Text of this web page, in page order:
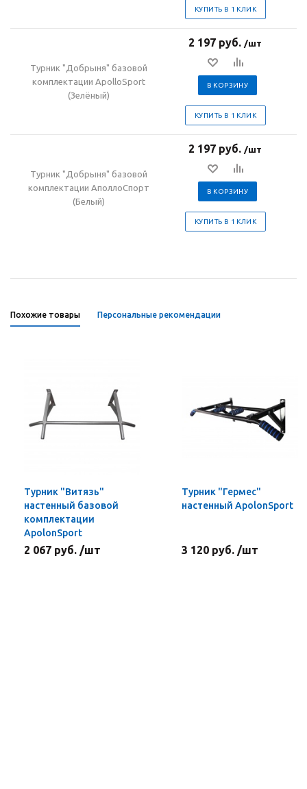
КУПИТЬ В 1 КЛИК
Турник "Добрыня" базовой
комплектации ApolloSport
(Зелёный)
2 197 руб. /шт
В КОРЗИНУ
КУПИТЬ В 1 КЛИК
Турник "Добрыня" базовой
комплектации АполлоСпорт
(Белый)
2 197 руб. /шт
В КОРЗИНУ
КУПИТЬ В 1 КЛИК
Похожие товары Персональные рекомендации
Турник "Витязь"
настенный базовой
комплектации
ApolonSport
2 067 руб. /шт
Турник "Гермес"
настенный ApolonSport
3 120 руб. /шт